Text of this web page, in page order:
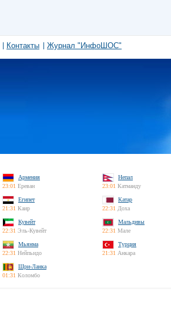
Контакты Журнал "ИнфоШОС"
Армения
23:01 Ереван
Непал
23:01 Катманду
Египет
21:31 Каир
Катар
22:31 Доха
Кувейт
22:31 Эль-Кувейт
Мальдивы
22:31 Мале
Мьянма
22:31 Нейпьидо
Турция
21:31 Анкара
Шри-Ланка
01:31 Коломбо